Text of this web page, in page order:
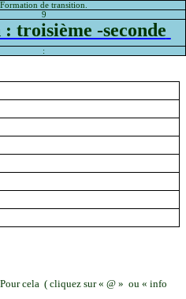
Formation de transition.
9
troisième -seconde
:
cela ( cliquez sur « @ » ou « info